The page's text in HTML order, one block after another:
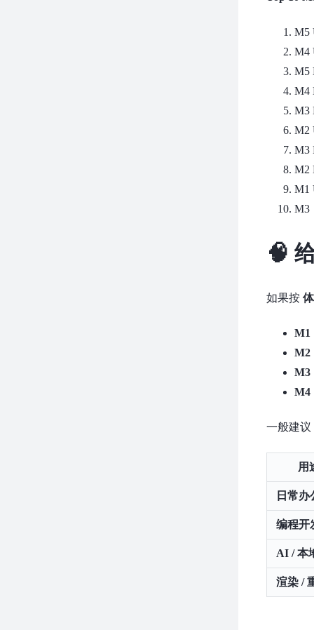
M5
M4
M5
M4
M3
M2
M3
M2
M1
M3
🧠
如果按
M1
M2
M3
M4
一般建议
用
日常办
编程开
AI / 本
渲染 /